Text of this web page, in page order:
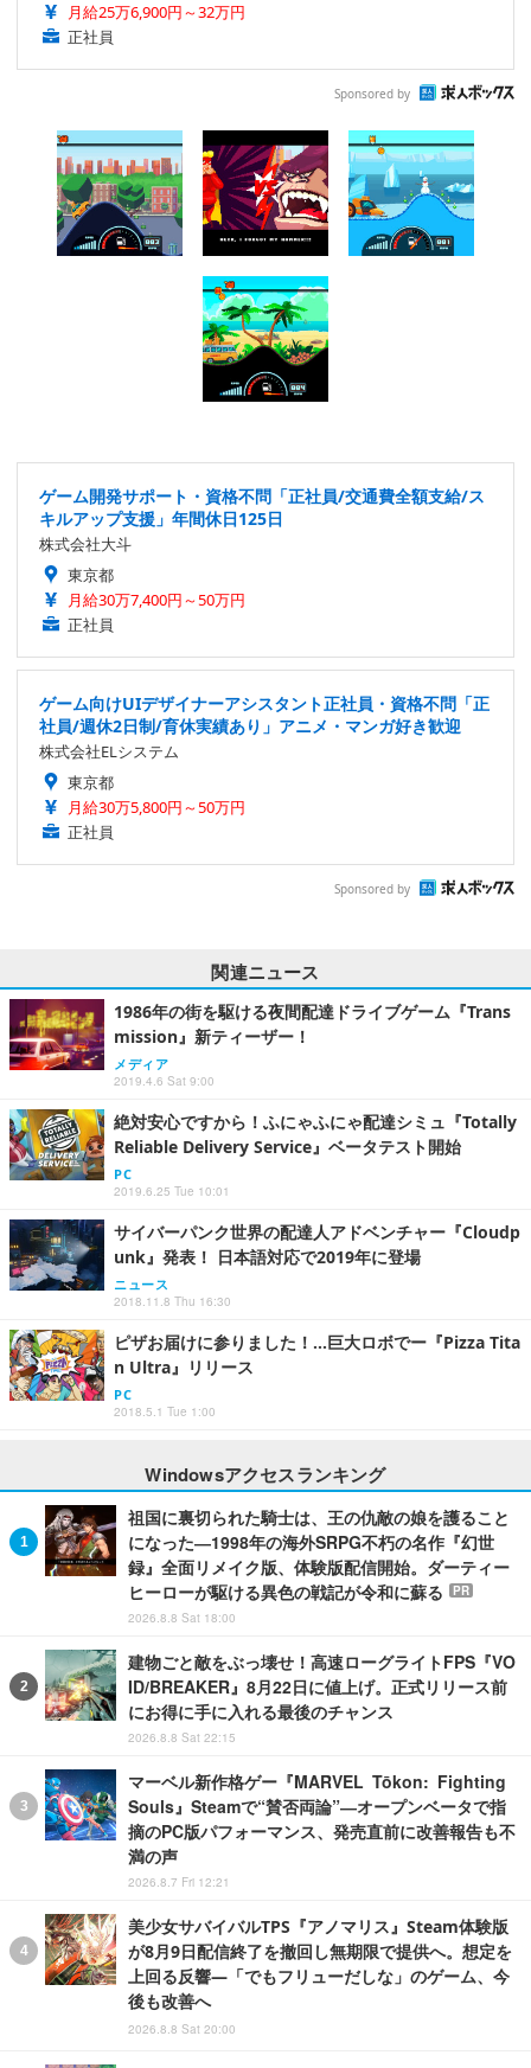
月給25万6,900円～32万円
正社員
Sponsored by
ゲーム開発サポート・資格不問「正社員/交通費全額支給/ス
キルアップ支援」年間休日125日
株式会社大斗
東京都
月給30万7,400円～50万円
正社員
ゲーム向けUIデザイナーアシスタント正社員・資格不問「正
社員/週休2日制/育休実績あり」アニメ・マンガ好き歓迎
株式会社ELシステム
東京都
月給30万5,800円～50万円
正社員
Sponsored by
関連ニュース
1986年の街を駆ける夜間配達ドライブゲーム『Trans
mission』新ティーザー！
メディア
2019.4.6 Sat 9:00
絶対安心ですから！ふにゃふにゃ配達シミュ『Totally
Reliable Delivery Service』ベータテスト開始
PC
2019.6.25 Tue 10:01
サイバーパンク世界の配達人アドベンチャー『Cloudp
unk』発表！ 日本語対応で2019年に登場
ニュース
2018.11.8 Thu 16:30
ピザお届けに参りました！…巨大ロボでー『Pizza Tita
n Ultra』リリース
PC
2018.5.1 Tue 1:00
Windowsアクセスランキング
祖国に裏切られた騎士は、王の仇敵の娘を護ること
になった―1998年の海外SRPG不朽の名作『幻世
録』全面リメイク版、体験版配信開始。ダーティー
ヒーローが駆ける異色の戦記が令和に蘇る
PR
2026.8.8 Sat 18:00
建物ごと敵をぶっ壊せ！高速ローグライトFPS『VO
ID/BREAKER』8月22日に値上げ。正式リリース前
にお得に手に入れる最後のチャンス
2026.8.8 Sat 22:15
マーベル新作格ゲー『MARVEL Tōkon: Fighting
Souls』Steamで“賛否両論”―オープンベータで指
摘のPC版パフォーマンス、発売直前に改善報告も不
満の声
2026.8.7 Fri 12:21
美少女サバイバルTPS『アノマリス』Steam体験版
が8月9日配信終了を撤回し無期限で提供へ。想定を
上回る反響―「でもフリューだしな」のゲーム、今
後も改善へ
2026.8.8 Sat 20:00